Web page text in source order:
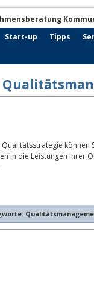
Start-up Tipps
können
in die Leistungen Ihrer